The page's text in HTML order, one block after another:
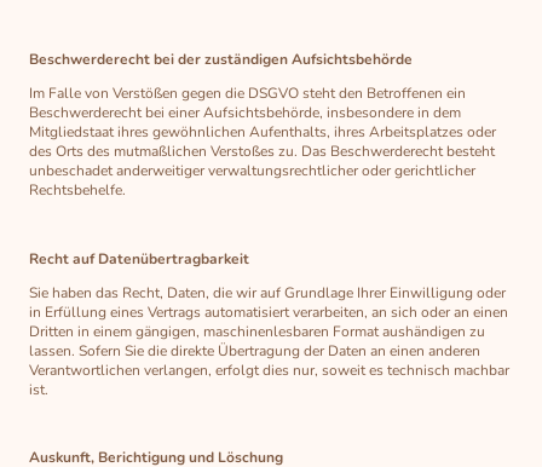
Beschwerderecht bei der zuständigen Aufsichtsbehörde
Im Falle von Verstößen gegen die DSGVO steht den Betroffenen ein
Beschwerderecht bei einer Aufsichtsbehörde, insbesondere in dem
Mitgliedstaat ihres gewöhnlichen Aufenthalts, ihres Arbeitsplatzes oder
des Orts des mutmaßlichen Verstoßes zu. Das Beschwerderecht besteht
unbeschadet anderweitiger verwaltungsrechtlicher oder gerichtlicher
Rechtsbehelfe.
Recht auf Datenübertragbarkeit
Sie haben das Recht, Daten, die wir auf Grundlage Ihrer Einwilligung oder
in Erfüllung eines Vertrags automatisiert verarbeiten, an sich oder an einen
Dritten in einem gängigen, maschinenlesbaren Format aushändigen zu
lassen. Sofern Sie die direkte Übertragung der Daten an einen anderen
Verantwortlichen verlangen, erfolgt dies nur, soweit es technisch machbar
ist.
Auskunft, Berichtigung und Löschung